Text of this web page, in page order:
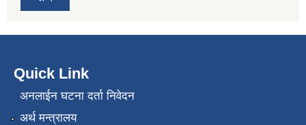
Quick Link
अनलाईन घटना दर्ता निवेदन
अर्थ मन्त्रालय